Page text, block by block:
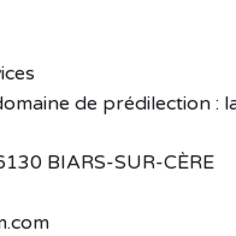
de prédilection :
BIARS-SUR-CÈRE